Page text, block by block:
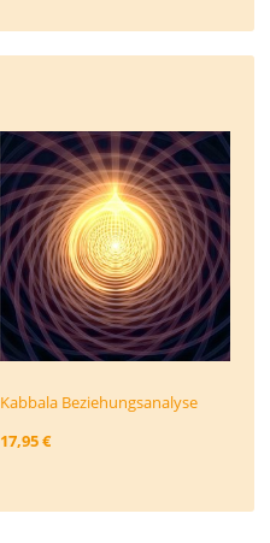
Kabbala Beziehungs­analyse
17,95 €